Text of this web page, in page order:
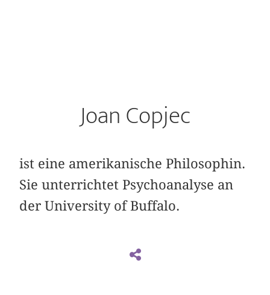
Joan Copjec
ist eine amerikanische Philosophin.
Sie unterrichtet Psychoanalyse an
der University of Buffalo.